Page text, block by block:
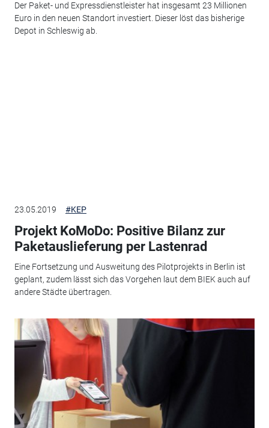
Der Paket- und Expressdienstleister hat insgesamt 23 Millionen
Euro in den neuen Standort investiert. Dieser löst das bisherige
Depot in Schleswig ab.
23.05.2019 #KEP
Projekt KoMoDo: Positive Bilanz zur
Paketauslieferung per Lastenrad
Eine Fortsetzung und Ausweitung des Pilotprojekts in Berlin ist
geplant, zudem lässt sich das Vorgehen laut dem BIEK auch auf
andere Städte übertragen.